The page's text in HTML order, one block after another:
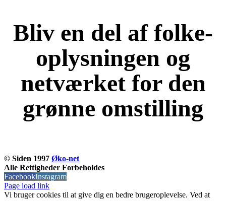
Bliv en del af folke-
oplysningen og
netværket for den
grønne omstilling
© Siden 1997 Øko-net
Alle Rettigheder Forbeholdes
FacebookInstagram
Page load link
Vi bruger cookies til at give dig en bedre brugeroplevelse. Ved at